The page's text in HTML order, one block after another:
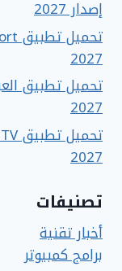
إصدار 2027
2027
2027
2027
تصنيفات
أخبار تقنية
برامج كمبيوتر